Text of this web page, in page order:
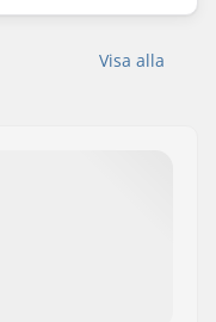
Visa alla